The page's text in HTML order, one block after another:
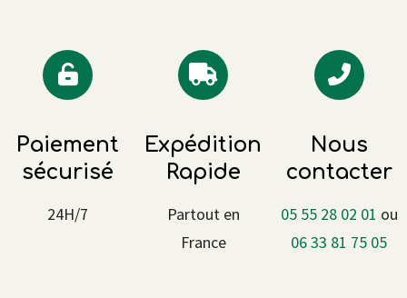
Paiement
sécurisé
24H/7
Expédition
Rapide
Partout en
France
Nous
contacter
05 55 28 02 01 ou
06 33 81 75 05